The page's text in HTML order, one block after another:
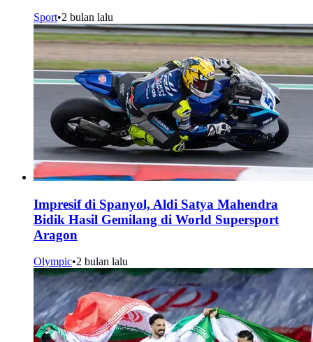
Sport•2 bulan lalu
Impresif di Spanyol, Aldi Satya Mahendra
Bidik Hasil Gemilang di World Supersport
Aragon
Olympic•2 bulan lalu